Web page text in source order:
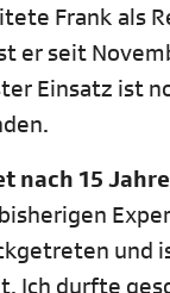
Frank als
er seit
Einsatz ist
nach 15
und
Ich durfte